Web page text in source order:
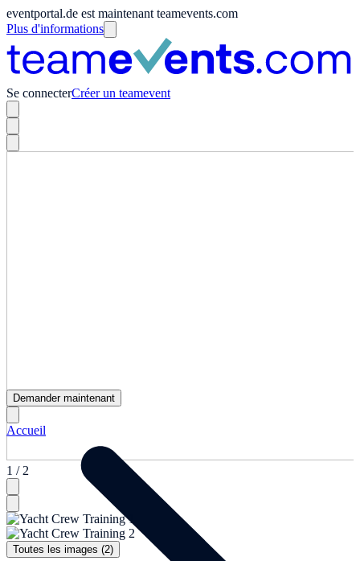
eventportal.de est maintenant teamevents.com
Plus d'informations
Se connecterCréer un teamevent
1 / 2
Toutes les images (2)
Demander maintenant
Accueil